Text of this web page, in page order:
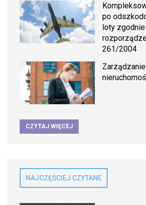
po
loty
261/2004
Zarządzanie
CZYTAJ WIĘCEJ
NAJCZĘŚCIEJ CZYTANE